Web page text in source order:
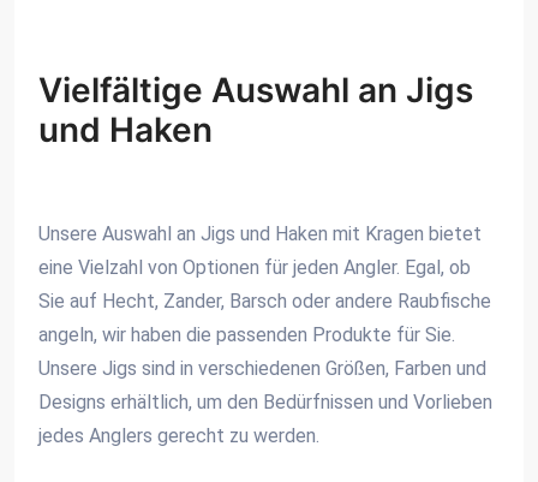
Vielfältige Auswahl an Jigs
und Haken
Unsere Auswahl an Jigs und Haken mit Kragen bietet
eine Vielzahl von Optionen für jeden Angler. Egal, ob
Sie auf Hecht, Zander, Barsch oder andere Raubfische
angeln, wir haben die passenden Produkte für Sie.
Unsere Jigs sind in verschiedenen Größen, Farben und
Designs erhältlich, um den Bedürfnissen und Vorlieben
jedes Anglers gerecht zu werden.